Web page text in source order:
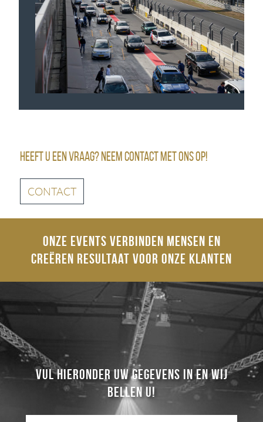
Heeft u een vraag? Neem contact met ons op!
CONTACT
Onze events verbinden mensen en
creëren resultaat voor onze klanten
VUL HIERONDER UW GEGEVENS IN EN WIJ
BELLEN U!